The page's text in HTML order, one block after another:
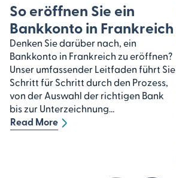
So eröffnen Sie ein
Bankkonto in Frankreich
Denken Sie darüber nach, ein
Bankkonto in Frankreich zu eröffnen?
Unser umfassender Leitfaden führt Sie
Schritt für Schritt durch den Prozess,
von der Auswahl der richtigen Bank
bis zur Unterzeichnung...
Read More